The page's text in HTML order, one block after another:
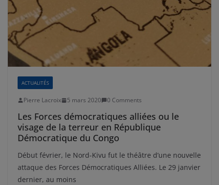
ACTUALITÉS
Pierre Lacroix 5 mars 2020 0 Comments
Les Forces démocratiques alliées ou le
visage de la terreur en République
Démocratique du Congo
Début février, le Nord-Kivu fut le théâtre d’une nouvelle
attaque des Forces Démocratiques Alliées. Le 29 janvier
dernier, au moins